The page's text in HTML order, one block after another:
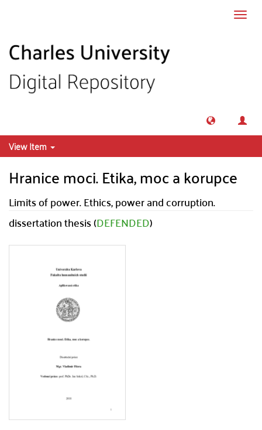
View Item
Hranice moci. Etika, moc a korupce
Limits of power. Ethics, power and corruption.
dissertation thesis (DEFENDED)